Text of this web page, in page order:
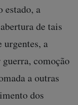
estado, a
de tais
a
comoção
a outras
dos